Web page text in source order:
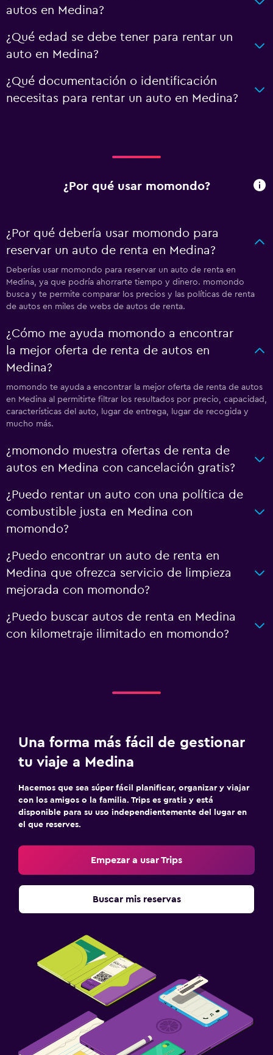
autos en Medina?
¿Qué edad se debe tener para rentar un
auto en Medina?
¿Qué documentación o identificación
necesitas para rentar un auto en Medina?
¿Por qué usar momondo?
¿Por qué debería usar momondo para
reservar un auto de renta en Medina?
Deberías usar momondo para reservar un auto de renta en
Medina, ya que podría ahorrarte tiempo y dinero. momondo
busca y te permite comparar los precios y las políticas de renta
de autos en miles de webs de autos de renta.
¿Cómo me ayuda momondo a encontrar
la mejor oferta de renta de autos en
Medina?
momondo te ayuda a encontrar la mejor oferta de renta de autos
en Medina al permitirte filtrar los resultados por precio, capacidad,
características del auto, lugar de entrega, lugar de recogida y
mucho más.
¿momondo muestra ofertas de renta de
autos en Medina con cancelación gratis?
¿Puedo rentar un auto con una política de
combustible justa en Medina con
momondo?
¿Puedo encontrar un auto de renta en
Medina que ofrezca servicio de limpieza
mejorada con momondo?
¿Puedo buscar autos de renta en Medina
con kilometraje ilimitado en momondo?
Una forma más fácil de gestionar
tu viaje a Medina
Hacemos que sea súper fácil planificar, organizar y viajar
con los amigos o la familia. Trips es gratis y está
disponible para su uso independientemente del lugar en
el que reserves.
Empezar a usar Trips
Buscar mis reservas